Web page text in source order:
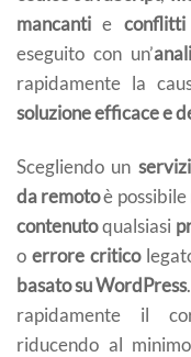
mancanti e
eseguito con un’
rapidamente la
soluzione efficace e
Scegliendo un
da remotoè
contenutoqualsiasi
o errore critico
basato su WordPress
rapidamente il
riducendo al